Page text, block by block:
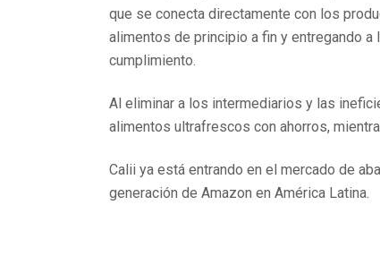
que se conecta directamente con los
alimentos de principio a fin y entregando
cumplimiento.
Al eliminar a los intermediarios y las
alimentos ultrafrescos con ahorros,
Calii ya está entrando en el mercado de
generación de Amazon en América Latina.